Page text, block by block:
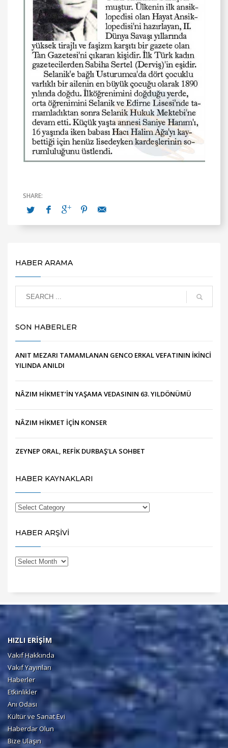
HABER ARAMA
SON HABERLER
ANIT MEZARI TAMAMLANAN GENCO ERKAL VEFATININ İKİNCİ
YILINDA ANILDI
NÂZIM HİKMET’İN YAŞAMA VEDASININ 63. YILDÖNÜMÜ
NÂZIM HİKMET İÇİN KONSER
ZEYNEP ORAL, REFİK DURBAŞ’LA SOHBET
HABER KAYNAKLARI
HABER ARŞİVİ
HIZLI ERİŞİM
Vakıf Hakkında
Vakıf Yayınları
Haberler
Etkinlikler
Anı Odası
Kültür ve Sanat Evi
Haberdar Olun
Bize Ulaşın